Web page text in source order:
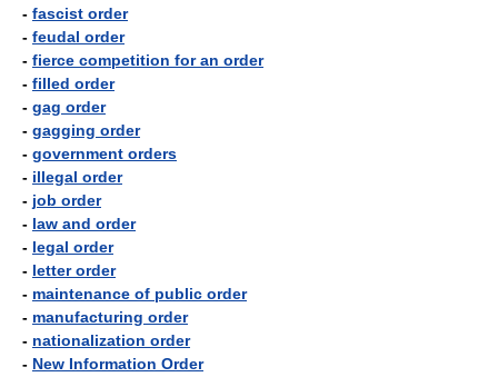
- fascist order
- feudal order
- fierce competition for an order
- filled order
- gag order
- gagging order
- government orders
- illegal order
- job order
- law and order
- legal order
- letter order
- maintenance of public order
- manufacturing order
- nationalization order
- New Information Order